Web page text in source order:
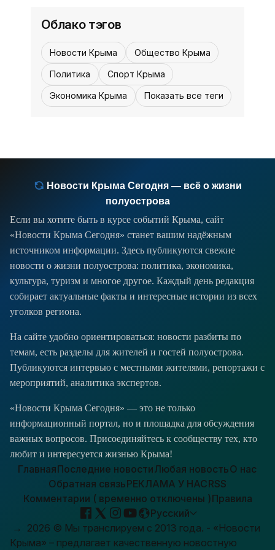
подтвердили - сейчас путь сравнений
номинальных фаворитов и
Облако тэгов
Новости Крыма Общество Крыма
Политика Спорт Крыма
Экономика Крыма Показать все теги
Новости Крыма Сегодня — всё о жизни
полуострова
Если вы хотите быть в курсе событий Крыма, сайт
«Новости Крыма Сегодня» станет вашим надёжным
источником информации. Здесь публикуются свежие
новости о жизни полуострова: политика, экономика,
культура, туризм и многое другое. Каждый день редакция
собирает актуальные факты и интересные истории из всех
уголков региона.
На сайте удобно ориентироваться: новости разбиты по
темам, есть разделы для жителей и гостей полуострова.
Публикуются интервью с местными жителями, репортажи с
мероприятий, аналитика экспертов.
«Новости Крыма Сегодня» — это не только
информационный портал, но и площадка для обсуждения
важных вопросов. Присоединяйтесь к сообществу тех, кто
любит и интересуется жизнью Крыма!
ГлавнаяПоследние новостиЛюбая новостьО нас
Обратная связьРЕКЛАМА У НАСRSS
Комментарии ( временно отключены )Правила
Русский
→ 2026 © Мы транслируем с 2013 года. - «Новости
Крыма» – предлагает качественную новостную